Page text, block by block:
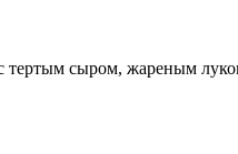
сыром, жареным